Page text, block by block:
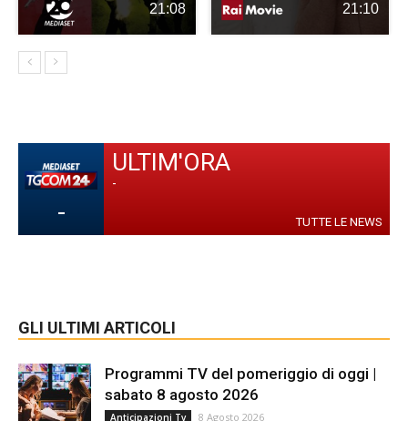
21:08 21:10
-
ULTIM'ORA
-
TUTTE LE NEWS
GLI ULTIMI ARTICOLI
Programmi TV del pomeriggio di oggi |
sabato 8 agosto 2026
Anticipazioni Tv 8 Agosto 2026